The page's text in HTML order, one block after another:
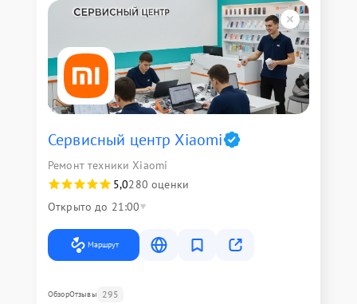
Сервисный центр Xiaomi
Ремонт техники Xiaomi
5,0280 оценки
Открыто до 21:00
Маршрут
ОбзорОтзывы 295